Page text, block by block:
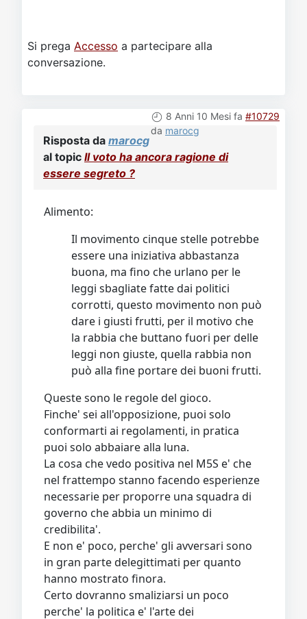
Si prega Accesso a partecipare alla
conversazione.
8 Anni 10 Mesi fa #10729
da marocg
Risposta da marocg
al topic Il voto ha ancora ragione di
essere segreto ?
Alimento:
Il movimento cinque stelle potrebbe
essere una iniziativa abbastanza
buona, ma fino che urlano per le
leggi sbagliate fatte dai politici
corrotti, questo movimento non può
dare i giusti frutti, per il motivo che
la rabbia che buttano fuori per delle
leggi non giuste, quella rabbia non
può alla fine portare dei buoni frutti.
Queste sono le regole del gioco.
Finche' sei all'opposizione, puoi solo
conformarti ai regolamenti, in pratica
puoi solo abbaiare alla luna.
La cosa che vedo positiva nel M5S e' che
nel frattempo stanno facendo esperienze
necessarie per proporre una squadra di
governo che abbia un minimo di
credibilita'.
E non e' poco, perche' gli avversari sono
in gran parte delegittimati per quanto
hanno mostrato finora.
Certo dovranno smaliziarsi un poco
perche' la politica e' l'arte dei